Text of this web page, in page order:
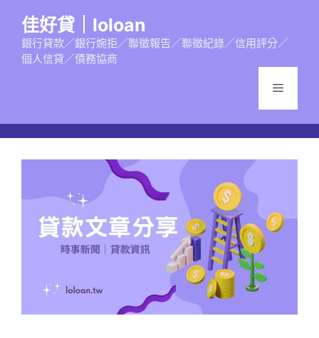
佳好貸｜loloan
銀行貸款／銀行婉拒／聯徵報告／聯徵紀錄／信用評分／
個人信貸／債務協商
選